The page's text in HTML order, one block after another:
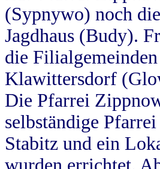
(Sypnywo) noch
Jagdhaus (Budy).
die
Klawittersdorf
Die Pfarrei
selbständige
Stabitz und ein